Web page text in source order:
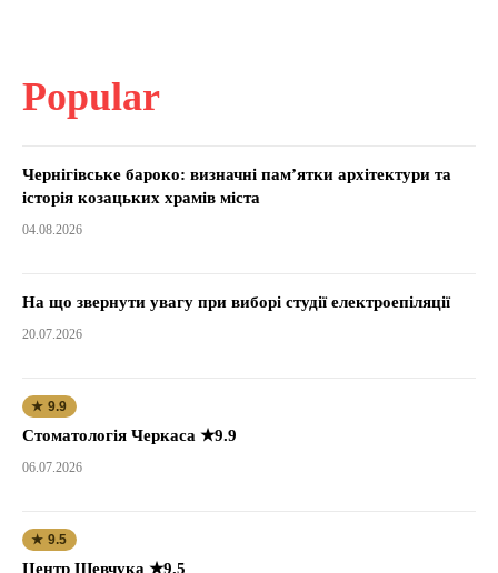
Popular
Чернігівське бароко: визначні пам’ятки архітектури та
історія козацьких храмів міста
04.08.2026
На що звернути увагу при виборі студії електроепіляції
20.07.2026
★ 9.9
Стоматологія Черкаса ★9.9
06.07.2026
★ 9.5
Центр Шевчука ★9.5